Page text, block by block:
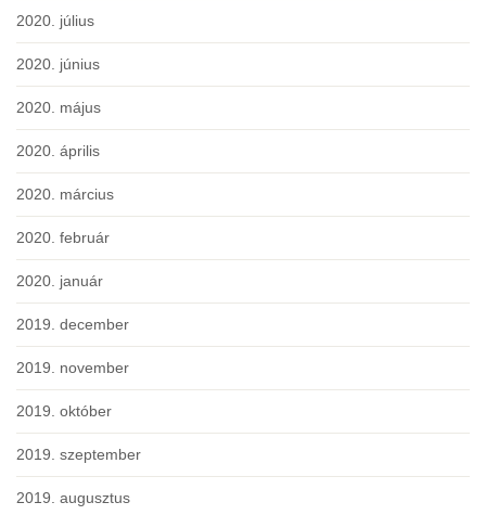
2020. július
2020. június
2020. május
2020. április
2020. március
2020. február
2020. január
2019. december
2019. november
2019. október
2019. szeptember
2019. augusztus